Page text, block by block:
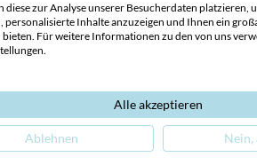
diese zur Analyse unserer Besucherdaten platzieren,
personalisierte Inhalte anzuzeigen und Ihnen ein
bieten. Für weitere Informationen zu den von uns
Alle akzeptieren
Ablehnen Nein,